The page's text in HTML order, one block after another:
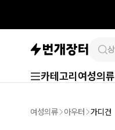
카테고리 여성의류
여성의류 아우터 가디건